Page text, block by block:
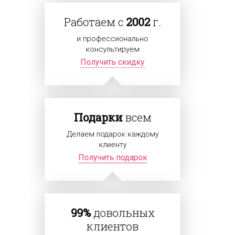
Работаем с 2002 г.
и профессионально
консультируем
Получить скидку
Подаркивсем
Делаем подарок каждому
клиенту
Получить подарок
99%довольных
клиентов